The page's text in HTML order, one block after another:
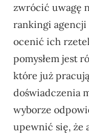
zwrócić uwagę
rankingi agencji
ocenić ich
pomysłem jest
które już
doświadczenia
wyborze
upewnić się, że